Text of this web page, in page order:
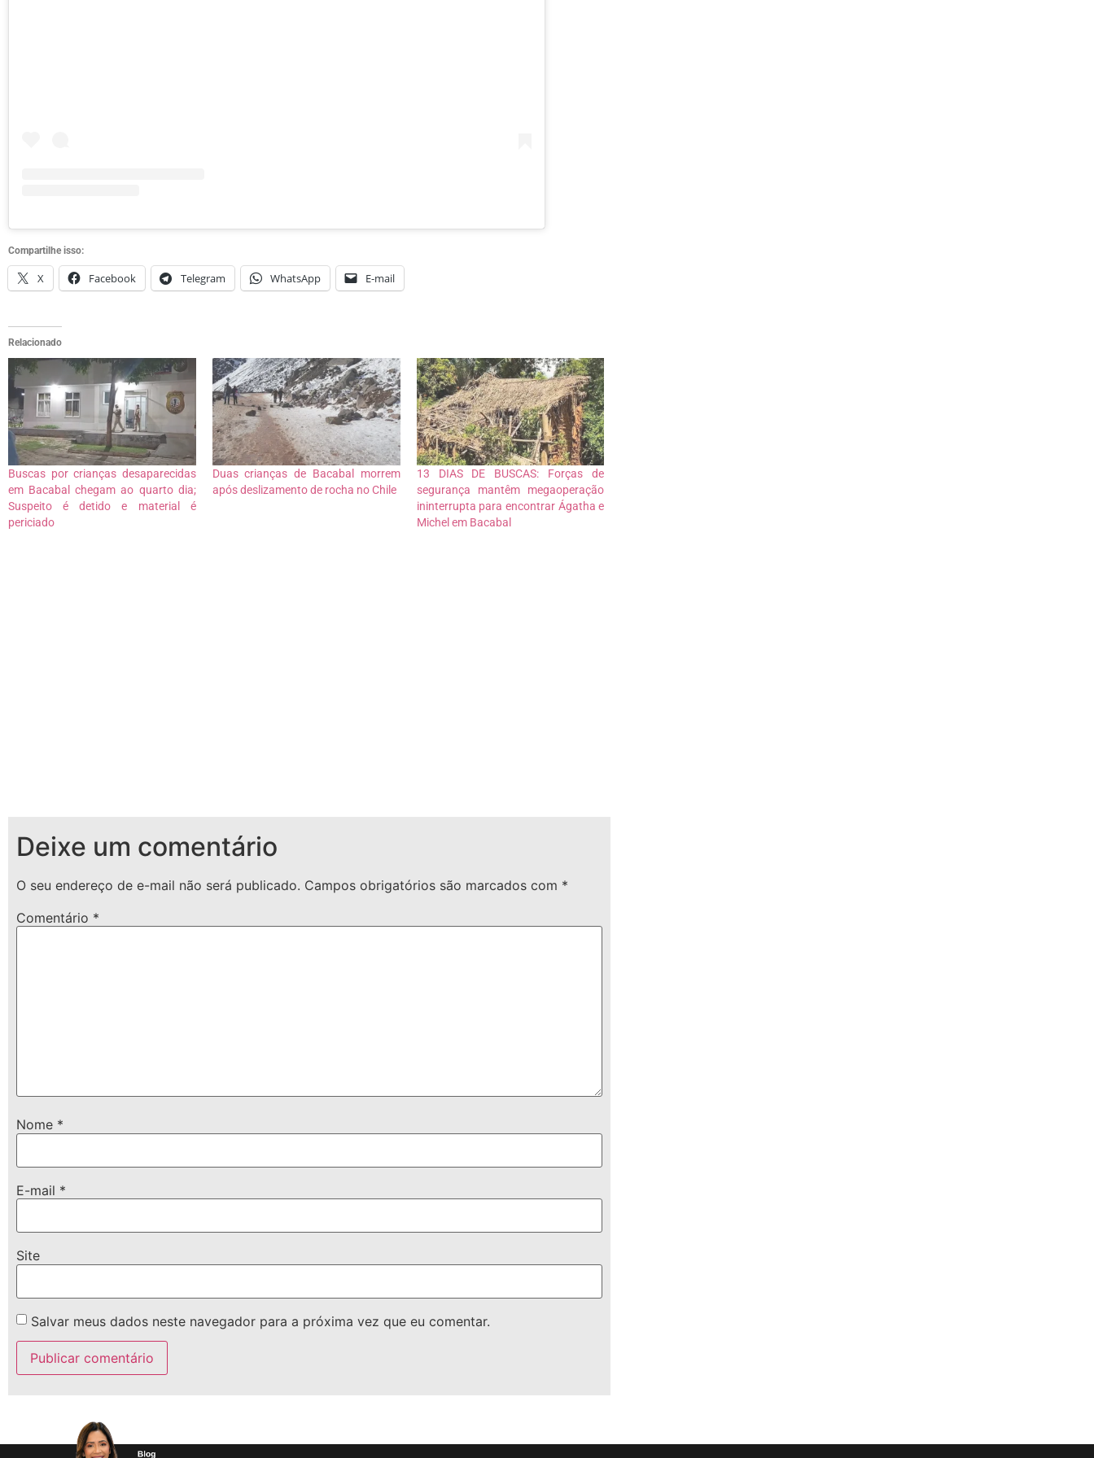
Compartilhe isso:
X Facebook Telegram WhatsApp E-mail
Relacionado
Buscas por crianças desaparecidas
em Bacabal chegam ao quarto dia;
Suspeito é detido e material é
periciado
Duas crianças de Bacabal morrem
após deslizamento de rocha no Chile
13 DIAS DE BUSCAS: Forças de
segurança mantêm megaoperação
ininterrupta para encontrar Ágatha e
Michel em Bacabal
Deixe um comentário
O seu endereço de e-mail não será publicado. Campos obrigatórios são marcados com *
Comentário *
Nome *
E-mail *
Site
Salvar meus dados neste navegador para a próxima vez que eu comentar.